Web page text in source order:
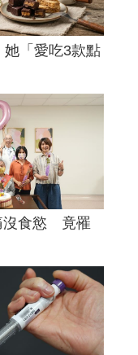
她「愛吃3款點
沒食慾 竟罹